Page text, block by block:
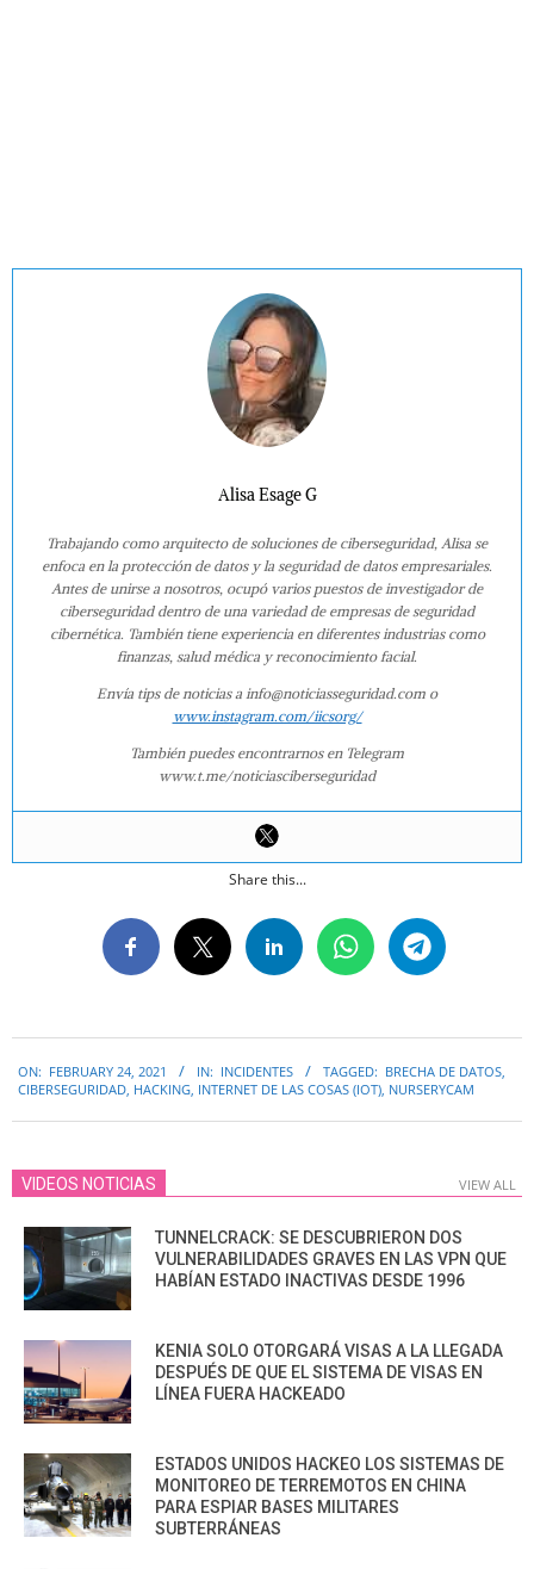
Alisa Esage G
Trabajando como arquitecto de soluciones de ciberseguridad, Alisa se
enfoca en la protección de datos y la seguridad de datos empresariales.
Antes de unirse a nosotros, ocupó varios puestos de investigador de
ciberseguridad dentro de una variedad de empresas de seguridad
cibernética. También tiene experiencia en diferentes industrias como
finanzas, salud médica y reconocimiento facial.
Envía tips de noticias a info@noticiasseguridad.com o
www.instagram.com/iicsorg/
También puedes encontrarnos en Telegram
www.t.me/noticiasciberseguridad
Share this...
02-
ON: FEBRUARY 24, 2021 IN: INCIDENTES TAGGED: BRECHA DE DATOS
CIBERSEGURIDAD HACKING INTERNET DE LAS COSAS (IOT) NURSERYCAM
VIDEOS NOTICIAS VIEW ALL
TUNNELCRACK: SE DESCUBRIERON DOS
VULNERABILIDADES GRAVES EN LAS VPN QUE
HABÍAN ESTADO INACTIVAS DESDE 1996
KENIA SOLO OTORGARÁ VISAS A LA LLEGADA
DESPUÉS DE QUE EL SISTEMA DE VISAS EN
LÍNEA FUERA HACKEADO
ESTADOS UNIDOS HACKEO LOS SISTEMAS DE
MONITOREO DE TERREMOTOS EN CHINA
PARA ESPIAR BASES MILITARES
SUBTERRÁNEAS